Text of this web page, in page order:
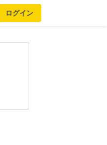
ログイン